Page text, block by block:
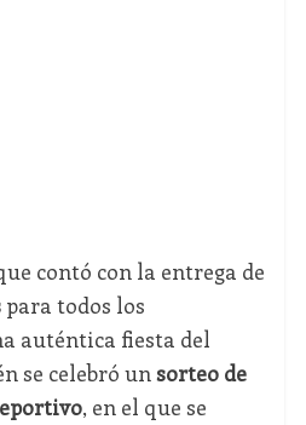
contó con la entrega de
para todos los
auténtica fiesta del
se celebró unsorteo de
, en el que se